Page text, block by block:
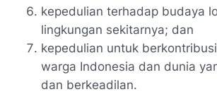
kepedulian terhadap budaya
lingkungan sekitarnya; dan
kepedulian untuk
warga Indonesia dan dunia
dan berkeadilan.